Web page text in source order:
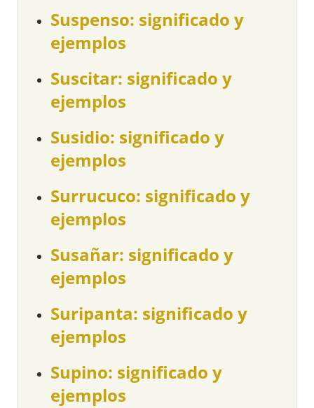
Suspenso: significado y
ejemplos
Suscitar: significado y
ejemplos
Susidio: significado y
ejemplos
Surrucuco: significado y
ejemplos
Susañar: significado y
ejemplos
Suripanta: significado y
ejemplos
Supino: significado y
ejemplos